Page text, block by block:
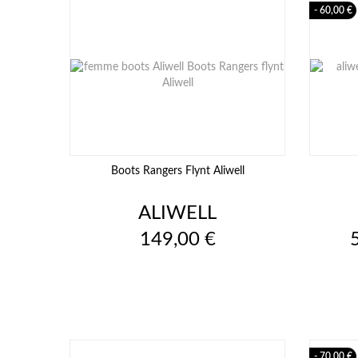
Boots Rangers Flynt Aliwell
ALIWELL
Prix
149,00 €
- 60,00 €